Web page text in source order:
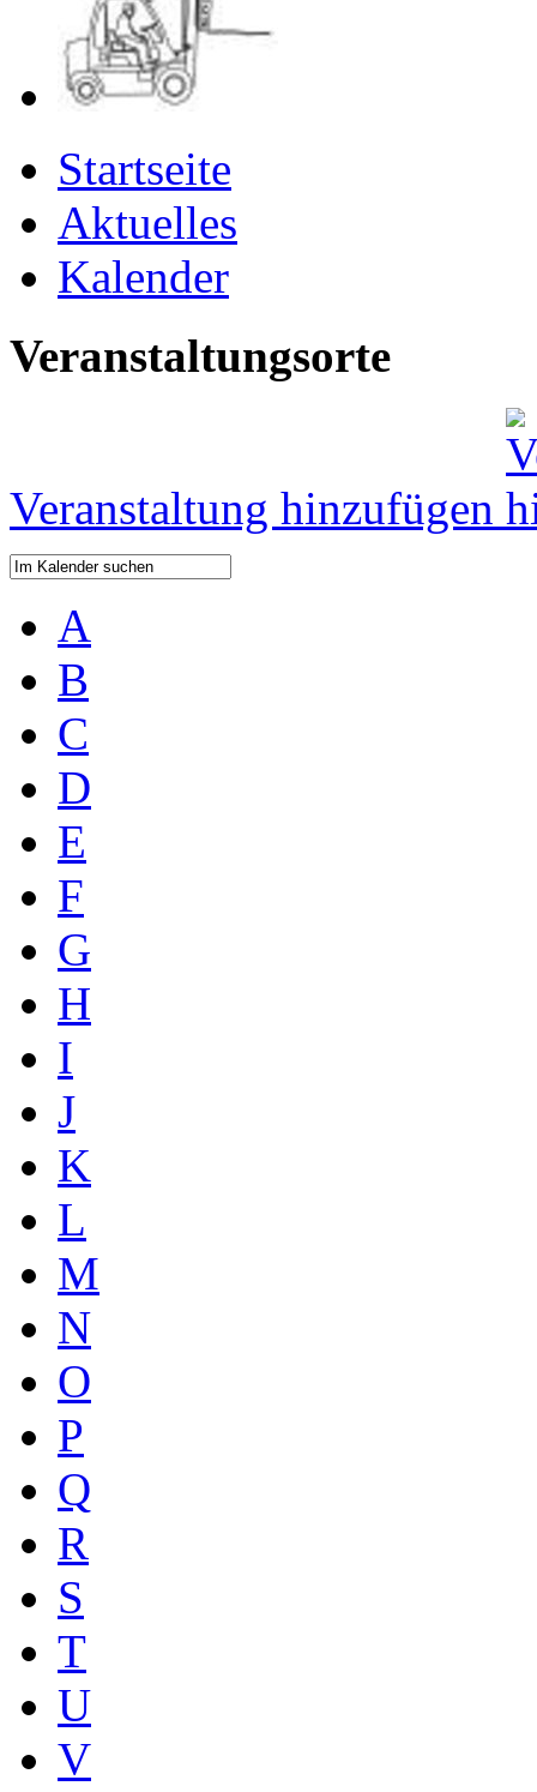
Startseite
Aktuelles
Kalender
Veranstaltungsorte
Veranstaltung hinzufügen
A
B
C
D
E
F
G
H
I
J
K
L
M
N
O
P
Q
R
S
T
U
V